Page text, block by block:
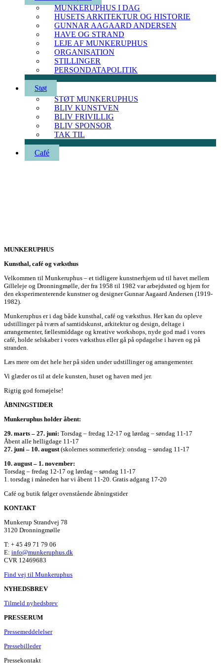
MUNKERUPHUS I DAG
HUSETS ARKITEKTUR OG HISTORIE
GUNNAR AAGAARD ANDERSEN
HAVE OG STRAND
LEJE AF MUNKERUPHUS
ORGANISATION
STILLINGER
PERSONDATAPOLITIK
Støt
STØT MUNKERUPHUS
BLIV KUNSTVEN
BLIV FRIVILLIG
BLIV SPONSOR
TAK TIL
Café
MUNKERUPHUS
Kunsthal, café og væksthus
Velkommen til Munkeruphus – et tidligere kunstnerhjem ud til havet mellem
Gilleleje og Dronningmølle, der fra 1958 til 1982 var arbejdssted og hjem for
den eksperimenterende kunstner og designer Gunnar Aagaard Andersen (1919-
1982).
Munkeruphus er i dag både kunsthal, café og væksthus. Her kan du opleve
udstillinger på tværs af samtidskunst, arkitektur og design, deltage i
arrangementer, fællesmiddage og kreative workshops, nyde god mad i vores
café, holde selskaber i vores væksthus eller gå på opdagelse i haven og på
stranden.
Læs mere om det hele her på siden under udstillinger og arrangementer.
Vi glæder os til at dele kunsten, huset og haven med jer.
Rigtig god fornøjelse!
ÅBNINGSTIDER
Munkeruphus holder åbent:
29. marts – 27. juni: Torsdag – fredag 12-17 og lørdag – søndag 11-17
Åbent alle helligdage 11-17
27. juni – 10. august(skolernes sommerferie): onsdag – søndag 11-17
10. august – 1. november:
Torsdag – fredag 12-17 og lørdag – søndag 11-17
1. torsdag i måneden har vi åbent 11-20. Gratis adgang 17-20
Café og butik følger ovenstående åbningstider
KONTAKT
Munkerup Strandvej 78
3120 Dronningmølle
T: + 45 49 71 79 06
E: info@munkeruphus.dk
CVR 12469683
Find vej til Munkeruphus
NYHEDSBREV
Tilmeld nyhedsbrev
PRESSERUM
Pressemeddelelser
Pressebilleder
Pressekontakt